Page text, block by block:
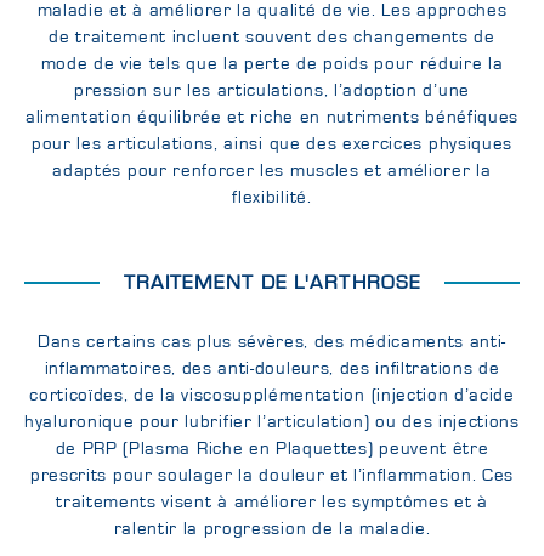
maladie et à améliorer la qualité de vie. Les approches
de traitement incluent souvent des changements de
mode de vie tels que la perte de poids pour réduire la
pression sur les articulations, l’adoption d’une
alimentation équilibrée et riche en nutriments bénéfiques
pour les articulations, ainsi que des exercices physiques
adaptés pour renforcer les muscles et améliorer la
flexibilité.
TRAITEMENT DE L'ARTHROSE
Dans certains cas plus sévères, des médicaments anti-
inflammatoires, des anti-douleurs, des infiltrations de
corticoïdes, de la viscosupplémentation (injection d’acide
hyaluronique pour lubrifier l’articulation) ou des injections
de PRP (Plasma Riche en Plaquettes) peuvent être
prescrits pour soulager la douleur et l’inflammation. Ces
traitements visent à améliorer les symptômes et à
ralentir la progression de la maladie.